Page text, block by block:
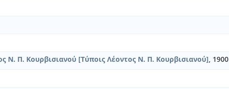
Ν. Π. Κουρβισιανού [Τύποις Λέοντος Ν. Π. Κουρβισιανού], 1900